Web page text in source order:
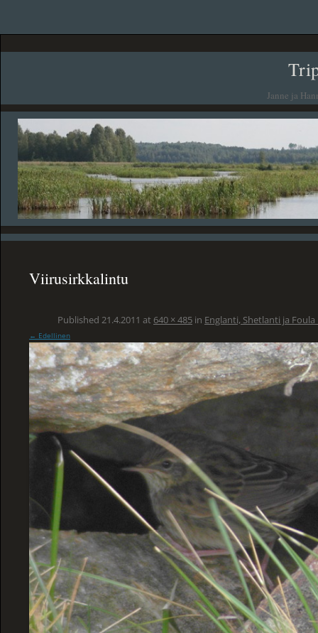
Janne ja
Viirusirkkalintu
Published 21.4.2011 at 640 × 485 in Englanti, Shetlanti ja Foula
← Edellinen